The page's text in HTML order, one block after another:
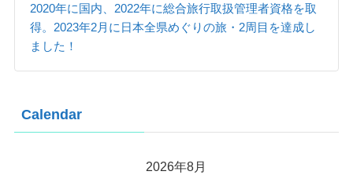
2020年に国内、2022年に総合旅行取扱管理者資格を取
得。2023年2月に日本全県めぐりの旅・2周目を達成し
ました！
Calendar
2026年8月